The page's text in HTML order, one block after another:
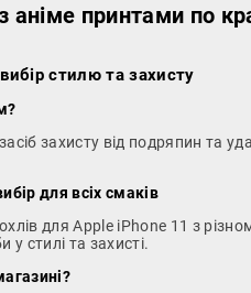
аніме принтами по
стилю та захисту
захисту від подряпин та
для всіх смаків
для Apple iPhone 11 з
стилі та захисті.